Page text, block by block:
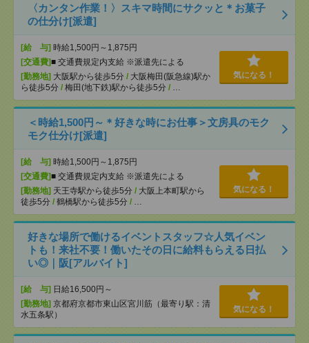
〈カンタン作業！〉スキマ時間にサクッと＊お菓子
の仕分け[派遣]
[給 与] 時給1,500円～1,875円
[交通費]■ 交通費規定内支給 ※派遣先による
[勤務地] 大阪駅から徒歩5分 / 大阪梅田(阪急線)駅か
ら徒歩5分 / 梅田(地下鉄)駅から徒歩5分 / …
気になる！
＜時給1,500円～＊好きな時にお仕事＞文房具のモク
モク仕分け[派遣]
[給 与] 時給1,500円～1,875円
[交通費]■ 交通費規定内支給 ※派遣先による
[勤務地] 天王寺駅から徒歩5分 / 大阪上本町駅から
徒歩5分 / 鶴橋駅から徒歩5分 / …
気になる！
好きな場所で働けるイベントスタッフ☆人気イベン
トも！来社不要！働いたその日に給料もらえる日払
い◎｜阪[アルバイト]
[給 与] 日給16,500円～
[勤務地] 京都府京都市東山区宮川筋（最寄り駅：清
水五条駅）
気になる！